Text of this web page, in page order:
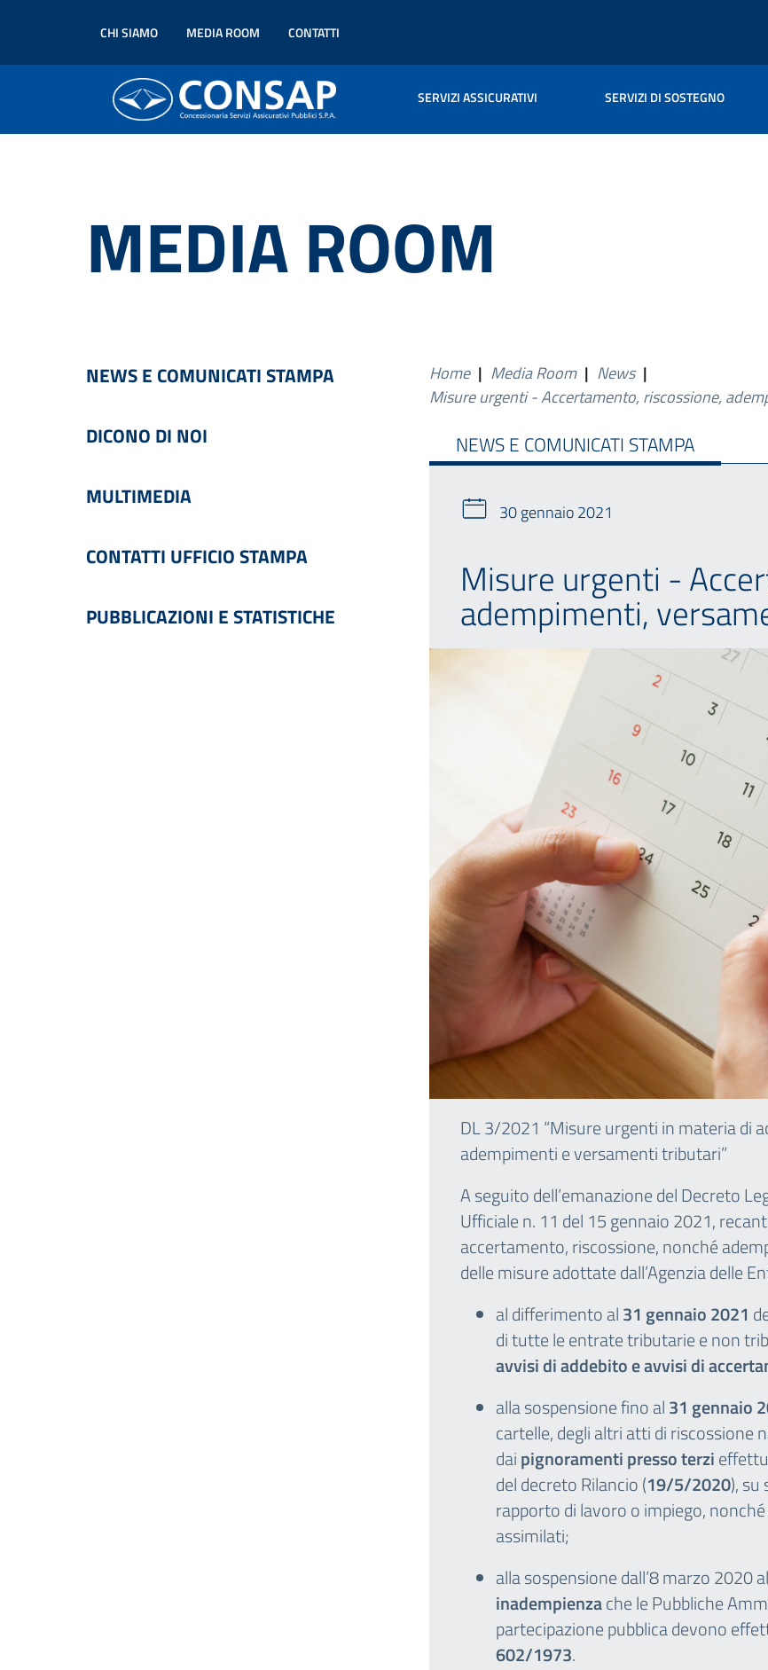
CHI SIAMO MEDIA ROOM CONTATTI
SERVIZI ASSICURATIVI SERVIZI DI SOSTEGNO
MEDIA ROOM
NEWS E COMUNICATI STAMPA
DICONO DI NOI
MULTIMEDIA
CONTATTI UFFICIO STAMPA
PUBBLICAZIONI E STATISTICHE
Home | Media Room | News |
Misure urgenti - Accertamento, riscossione,
NEWS E COMUNICATI STAMPA
30 gennaio 2021
Misure urgenti -
adempimenti,
DL 3/2021 “Misure urgenti in materia di
adempimenti e versamenti tributari”
A seguito dell’emanazione del Decreto
Ufficiale n. 11 del 15 gennaio 2021,
accertamento, riscossione, nonché
delle misure adottate dall’Agenzia delle
al differimento al31 gennaio 2021
di tutte le entrate tributarie e non
avvisi di addebito e avvisi di
alla sospensione fino al31 gennaio
cartelle, degli altri atti di riscossione
daipignoramenti presso terzi
del decreto Rilancio (19/5/2020),
rapporto di lavoro o impiego,
assimilati;
alla sospensione dall’8 marzo 2020 al
inadempienzache le Pubbliche
partecipazione pubblica devono
602/1973.